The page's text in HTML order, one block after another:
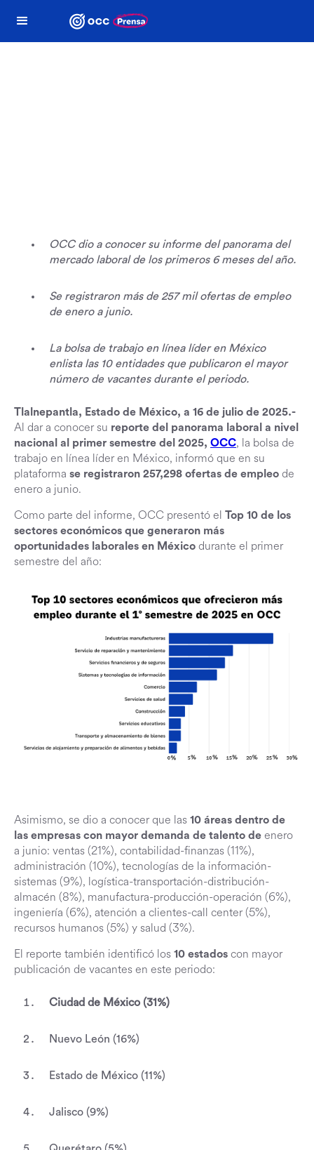
OCC dio a conocer su informe del panorama del
mercado laboral de los primeros 6 meses del año.
Se registraron más de 257 mil ofertas de empleo
de enero a junio.
La bolsa de trabajo en línea líder en México
enlista las 10 entidades que publicaron el mayor
número de vacantes durante el periodo.
Tlalnepantla, Estado de México, a 16 de julio de 2025.-
Al dar a conocer su reporte del panorama laboral a nivel
nacional al primer semestre del 2025, OCC, la bolsa de
trabajo en línea líder en México, informó que en su
plataforma se registraron 257,298 ofertas de empleo de
enero a junio.
Como parte del informe, OCC presentó el Top 10 de los
sectores económicos que generaron más
oportunidades laborales en México durante el primer
semestre del año:
Asimismo, se dio a conocer que las 10 áreas dentro de
las empresas con mayor demanda de talento de enero
a junio: ventas (21%), contabilidad-finanzas (11%),
administración (10%), tecnologías de la información-
sistemas (9%), logística-transportación-distribución-
almacén (8%), manufactura-producción-operación (6%),
ingeniería (6%), atención a clientes-call center (5%),
recursos humanos (5%) y salud (3%).
El reporte también identificó los 10 estados con mayor
publicación de vacantes en este periodo:
Ciudad de México (31%)
Nuevo León (16%)
Estado de México (11%)
Jalisco (9%)